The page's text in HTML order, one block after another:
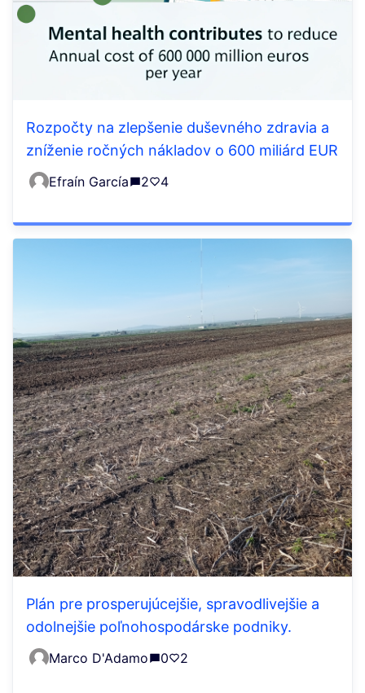
Rozpočty na zlepšenie duševného zdravia a
zníženie ročných nákladov o 600 miliárd EUR
Efraín García 2 4
Plán pre prosperujúcejšie, spravodlivejšie a
odolnejšie poľnohospodárske podniky.
Marco D'Adamo 0 2